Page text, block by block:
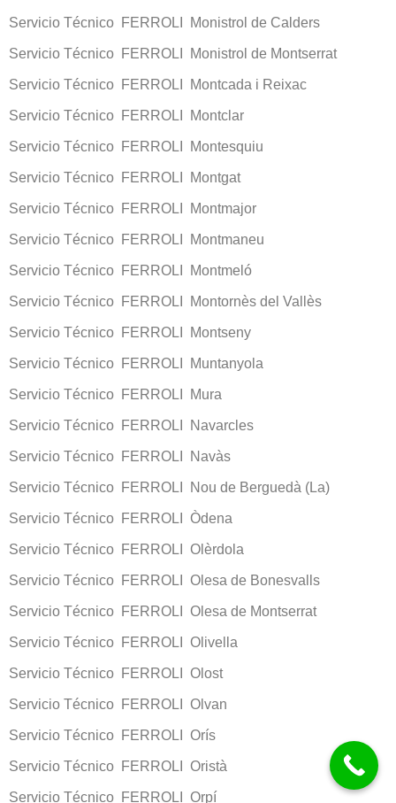
Servicio Técnico FERROLI Monistrol de Calders
Servicio Técnico FERROLI Monistrol de Montserrat
Servicio Técnico FERROLI Montcada i Reixac
Servicio Técnico FERROLI Montclar
Servicio Técnico FERROLI Montesquiu
Servicio Técnico FERROLI Montgat
Servicio Técnico FERROLI Montmajor
Servicio Técnico FERROLI Montmaneu
Servicio Técnico FERROLI Montmeló
Servicio Técnico FERROLI Montornès del Vallès
Servicio Técnico FERROLI Montseny
Servicio Técnico FERROLI Muntanyola
Servicio Técnico FERROLI Mura
Servicio Técnico FERROLI Navarcles
Servicio Técnico FERROLI Navàs
Servicio Técnico FERROLI Nou de Berguedà (La)
Servicio Técnico FERROLI Òdena
Servicio Técnico FERROLI Olèrdola
Servicio Técnico FERROLI Olesa de Bonesvalls
Servicio Técnico FERROLI Olesa de Montserrat
Servicio Técnico FERROLI Olivella
Servicio Técnico FERROLI Olost
Servicio Técnico FERROLI Olvan
Servicio Técnico FERROLI Orís
Servicio Técnico FERROLI Oristà
Servicio Técnico FERROLI Orpí